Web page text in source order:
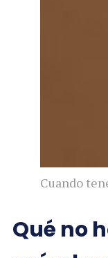
Cuando
Qué no